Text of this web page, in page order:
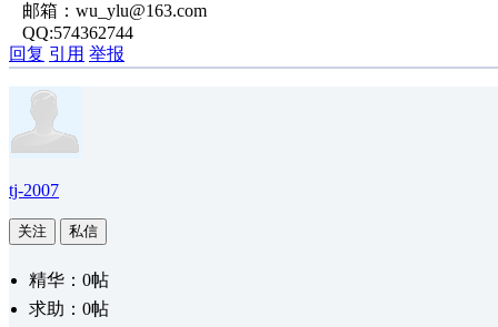
邮箱：wu_ylu@163.com
QQ:574362744
回复 引用 举报
tj-2007
关注 私信
精华：0帖
求助：0帖